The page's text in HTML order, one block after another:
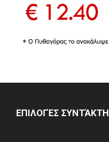
ΕΠΙΛΟΓΈΣ ΣΥΝΤΆΚΤΗ